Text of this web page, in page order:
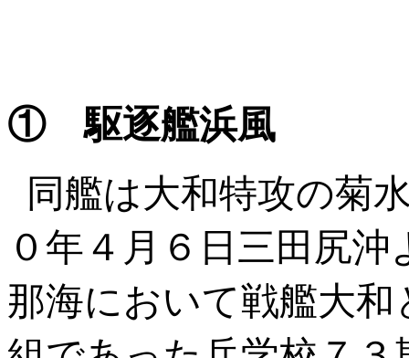
① 駆逐艦浜風
同艦は大和特攻の菊
０年４月６日三田尻
那海において戦艦大